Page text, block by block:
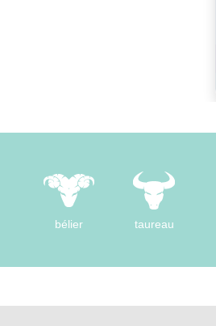
bélier taureau